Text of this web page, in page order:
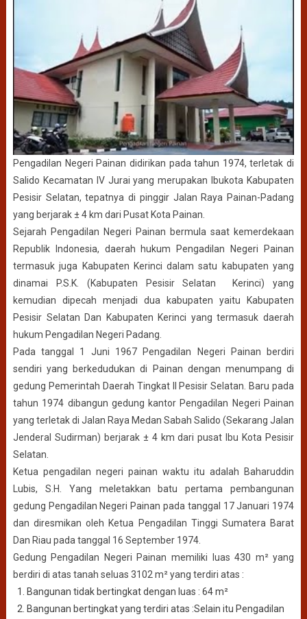
Pengadilan Negeri Painan didirikan pada tahun 1974, terletak di
Salido Kecamatan IV Jurai yang merupakan Ibukota Kabupaten
Pesisir Selatan, tepatnya di pinggir Jalan Raya Painan-Padang
yang berjarak ± 4 km dari Pusat Kota Painan.
Sejarah Pengadilan Negeri Painan bermula saat kemerdekaan
Republik Indonesia, daerah hukum Pengadilan Negeri Painan
termasuk juga Kabupaten Kerinci dalam satu kabupaten yang
dinamai P.S.K. (Kabupaten Pesisir Selatan Kerinci) yang
kemudian dipecah menjadi dua kabupaten yaitu Kabupaten
Pesisir Selatan Dan Kabupaten Kerinci yang termasuk daerah
hukum Pengadilan Negeri Padang.
Pada tanggal 1 Juni 1967 Pengadilan Negeri Painan berdiri
sendiri yang berkedudukan di Painan dengan menumpang di
gedung Pemerintah Daerah Tingkat II Pesisir Selatan. Baru pada
tahun 1974 dibangun gedung kantor Pengadilan Negeri Painan
yang terletak di Jalan Raya Medan Sabah Salido (Sekarang Jalan
Jenderal Sudirman) berjarak ± 4 km dari pusat Ibu Kota Pesisir
Selatan.
Ketua pengadilan negeri painan waktu itu adalah Baharuddin
Lubis, S.H. Yang meletakkan batu pertama pembangunan
gedung Pengadilan Negeri Painan pada tanggal 17 Januari 1974
dan diresmikan oleh Ketua Pengadilan Tinggi Sumatera Barat
Dan Riau pada tanggal 16 September 1974.
Gedung Pengadilan Negeri Painan memiliki luas 430 m² yang
berdiri di atas tanah seluas 3102 m² yang terdiri atas :
Bangunan tidak bertingkat dengan luas : 64 m²
Bangunan bertingkat yang terdiri atas :Selain itu Pengadilan